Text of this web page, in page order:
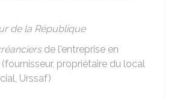
de la République
de l'entreprise en
propriétaire du local
Urssaf)